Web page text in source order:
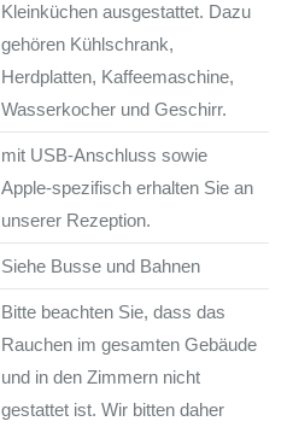
Kleinküchen ausgestattet. Dazu
gehören Kühlschrank,
Herdplatten, Kaffeemaschine,
Wasserkocher und Geschirr.
mit USB-Anschluss sowie
Apple-spezifisch erhalten Sie an
unserer Rezeption.
Siehe Busse und Bahnen
Bitte beachten Sie, dass das
Rauchen im gesamten Gebäude
und in den Zimmern nicht
gestattet ist. Wir bitten daher